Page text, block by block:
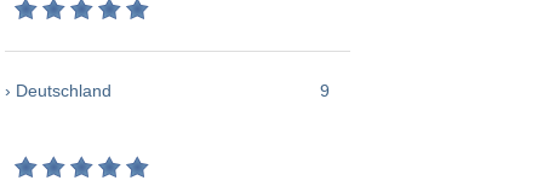
› Deutschland 9